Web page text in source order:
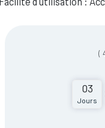
(
03
Jours